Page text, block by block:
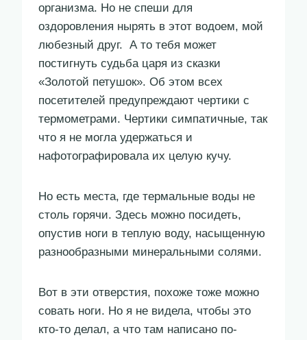
организма. Но не спеши для
оздоровления нырять в этот водоем, мой
любезный друг. А то тебя может
постигнуть судьба царя из сказки
«Золотой петушок». Об этом всех
посетителей предупреждают чертики с
термометрами. Чертики симпатичные, так
что я не могла удержаться и
нафотографировала их целую кучу.
Но есть места, где термальные воды не
столь горячи. Здесь можно посидеть,
опустив ноги в теплую воду, насыщенную
разнообразными минеральными солями.
Вот в эти отверстия, похоже тоже можно
совать ноги. Но я не видела, чтобы это
кто-то делал, а что там написано по-